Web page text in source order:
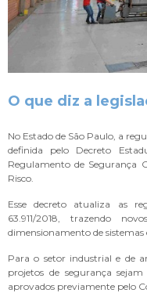
O que diz a
No Estado de São Paulo, a
definida pelo Decreto
Regulamento de Segurança
Risco.
Esse decreto atualiza as
63.911/2018, trazendo
dimensionamento de sistemas
Para o setor industrial e de
projetos de segurança
aprovados previamente pelo